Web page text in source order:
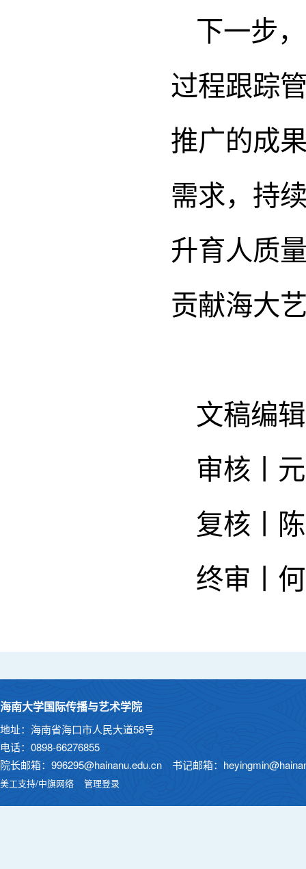
下一步
过程跟踪
推广的成
需求，持
升育人质
贡献海大
文稿编
审核丨
复核丨
终审丨
海南大学国际传播与艺术学院
地址：海南省海口市人民大道58号
电话：0898-66276855
院长邮箱：996295@hainanu.edu.cn 书记邮箱：
美工支持/中旗网络 管理登录